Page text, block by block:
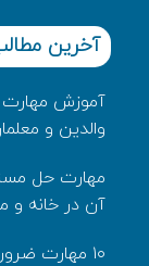
آخرین
آموزش مهارت
والدین و
مهارت حل
آن در خانه و
۱۰ مهارت ضروری قرن ۲۱ برای کودکان دبستانی